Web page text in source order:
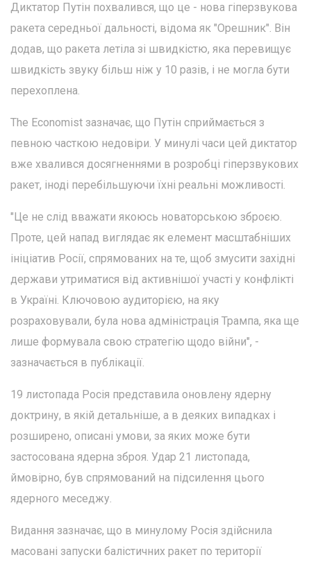
Диктатор Путін похвалився, що це - нова гіперзвукова
ракета середньої дальності, відома як "Орешник". Він
додав, що ракета летіла зі швидкістю, яка перевищує
швидкість звуку більш ніж у 10 разів, і не могла бути
перехоплена.
The Economist зазначає, що Путін сприймається з
певною часткою недовіри. У минулі часи цей диктатор
вже хвалився досягненнями в розробці гіперзвукових
ракет, іноді перебільшуючи їхні реальні можливості.
"Це не слід вважати якоюсь новаторською зброєю.
Проте, цей напад виглядає як елемент масштабніших
ініціатив Росії, спрямованих на те, щоб змусити західні
держави утриматися від активнішої участі у конфлікті
в Україні. Ключовою аудиторією, на яку
розраховували, була нова адміністрація Трампа, яка ще
лише формувала свою стратегію щодо війни", -
зазначається в публікації.
19 листопада Росія представила оновлену ядерну
доктрину, в якій детальніше, а в деяких випадках і
розширено, описані умови, за яких може бути
застосована ядерна зброя. Удар 21 листопада,
ймовірно, був спрямований на підсилення цього
ядерного меседжу.
Видання зазначає, що в минулому Росія здійснила
масовані запуски балістичних ракет по території